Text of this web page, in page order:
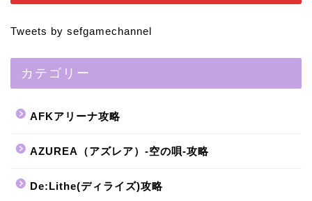
Tweets by sefgamechannel
カテゴリー
AFKアリーナ攻略
AZUREA（アズレア）-空の唄-攻略
De:Lithe(ディライズ)攻略